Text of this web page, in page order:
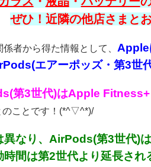
ぜひ！近隣の他店さまと
者から得た情報として、 Apple
エアーポッズ・第3世
第3世代)はApple Fitness+
のことです！(*^▽^*)/
異なり、AirPods(第3世代)
間は第2世代より延長され